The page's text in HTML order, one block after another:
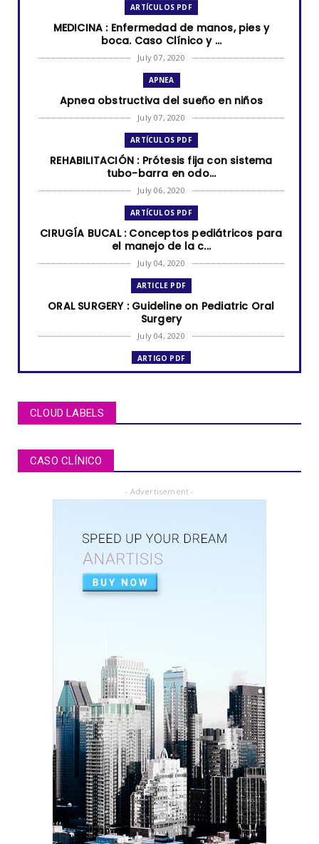
ARTÍCULOS PDF
MEDICINA : Enfermedad de manos, pies y
boca. Caso Clínico y ...
July 07, 2020
APNEA
Apnea obstructiva del sueño en niños
July 07, 2020
ARTÍCULOS PDF
REHABILITACIÓN : Prótesis fija con sistema
tubo-barra en odo...
July 06, 2020
ARTÍCULOS PDF
CIRUGÍA BUCAL : Conceptos pediátricos para
el manejo de la c...
July 04, 2020
ARTICLE PDF
ORAL SURGERY : Guideline on Pediatric Oral
Surgery
July 04, 2020
ARTIGO PDF
BRUXISMO de sueño en niños y adolescentes
ARTICLE PDF
July 02, 2020
APEXIFICACIÓN
Apexificacion en ODONTOPEDIATRÍA
odontopediatria
July 01, 2020
CLOUD LABELS
CASO CLÍNICO
- Advertisement -